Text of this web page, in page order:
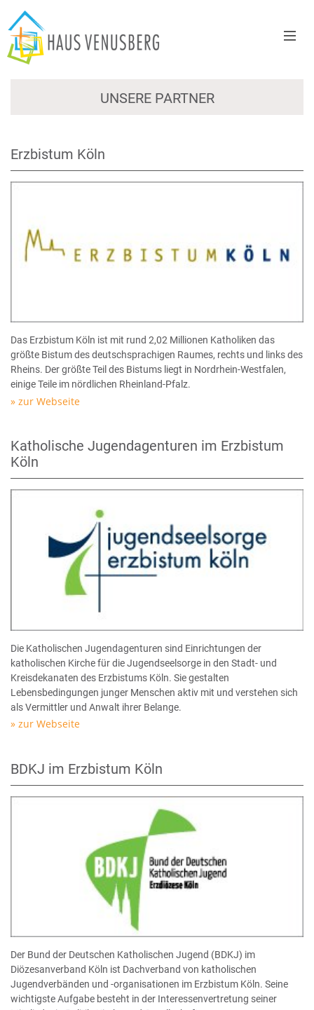
UNSERE PARTNER
Erzbistum Köln
Das Erzbistum Köln ist mit rund 2,02 Millionen Katholiken das
größte Bistum des deutschsprachigen Raumes, rechts und links des
Rheins. Der größte Teil des Bistums liegt in Nordrhein-Westfalen,
einige Teile im nördlichen Rheinland-Pfalz.
zur Webseite
Katholische Jugendagenturen im Erzbistum
Köln
Die Katholischen Jugendagenturen sind Einrichtungen der
katholischen Kirche für die Jugendseelsorge in den Stadt- und
Kreisdekanaten des Erzbistums Köln. Sie gestalten
Lebensbedingungen junger Menschen aktiv mit und verstehen sich
als Vermittler und Anwalt ihrer Belange.
zur Webseite
BDKJ im Erzbistum Köln
Der Bund der Deutschen Katholischen Jugend (BDKJ) im
Diözesanverband Köln ist Dachverband von katholischen
Jugendverbänden und -organisationen im Erzbistum Köln. Seine
wichtigste Aufgabe besteht in der Interessenvertretung seiner